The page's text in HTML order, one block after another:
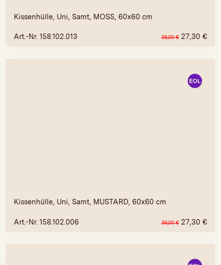
Kissenhülle, Uni, Samt, MOSS, 60x60 cm
Art.-Nr. 158.102.013 39,00€ 27,30 €
Kissenhülle, Uni, Samt, MUSTARD, 60x60 cm
Art.-Nr. 158.102.006 39,00€ 27,30 €